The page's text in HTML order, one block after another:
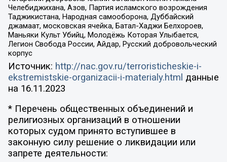
Челебиджихана, Азов, Партия исламского возрождения
Таджикистана, Народная самооборона, Дуббайский
джамаат, московская ячейка, Батал-Хаджи Белхороев,
Маньяки Культ Убийц, Молодёжь Которая Улыбается,
Легион Свобода России, Айдар, Русский добровольческий
корпус
Источник: http://nac.gov.ru/terroristicheskie-i-
ekstremistskie-organizacii-i-materialy.html данные
на 16.11.2023
* Перечень общественных объединений и
религиозных организаций в отношении
которых судом принято вступившее в
законную силу решение о ликвидации или
запрете деятельности: